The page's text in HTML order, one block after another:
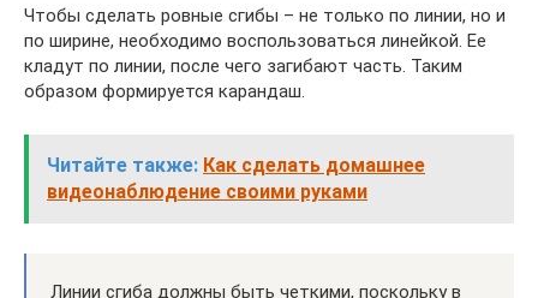
Чтобы сделать ровные сгибы – не только по линии, но и
по ширине, необходимо воспользоваться линейкой. Ее
кладут по линии, после чего загибают часть. Таким
образом формируется карандаш.
Читайте также: Как сделать домашнее
видеонаблюдение своими руками
Линии сгиба должны быть четкими, поскольку в